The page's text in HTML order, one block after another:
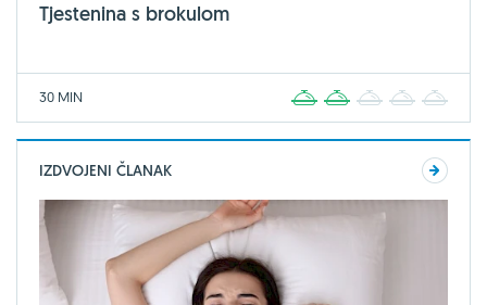
Tjestenina s brokulom
30 MIN 2 3 4
IZDVOJENI ČLANAK